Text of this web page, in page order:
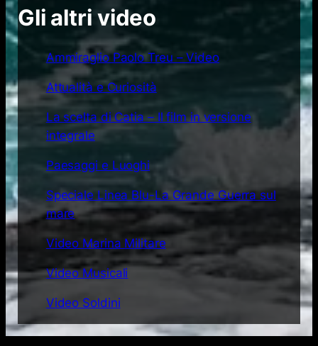
Gli altri video
Ammiraglio Paolo Treu – Video
Attualità e Curiosità
La scelta di Catia – Il film in versione
integrale
Paesaggi e Luoghi
Speciale Linea Blu-La Grande Guerra sul
mare
Video Marina Militare
Video Musicali
Video Soldini